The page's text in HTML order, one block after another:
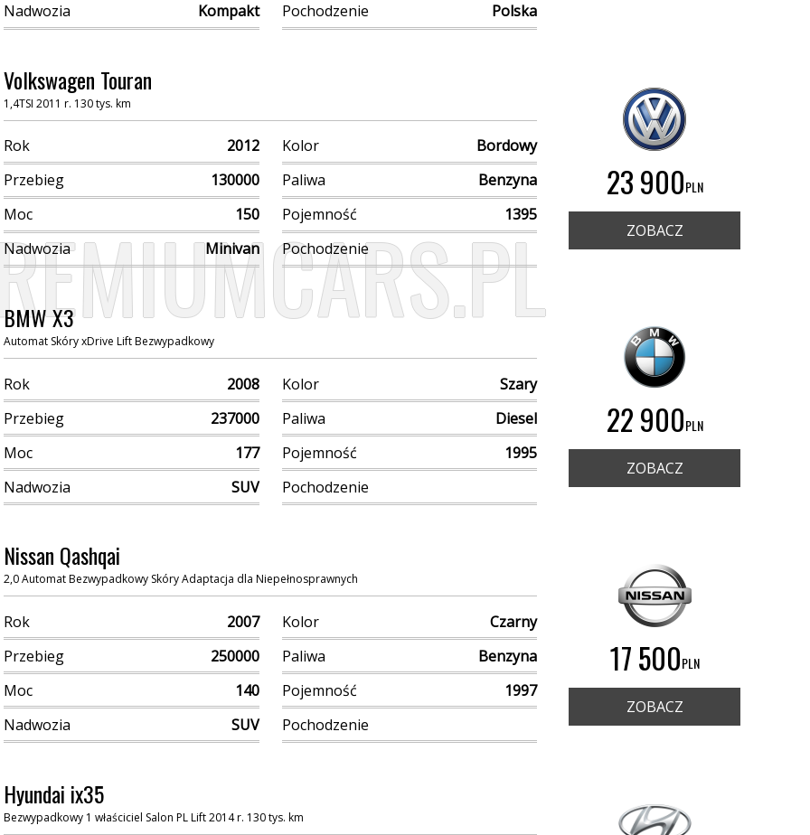
Nadwozia
Kompakt Pochodzenie Polska
Volkswagen Touran
1,4TSI 2011 r. 130 tys. km
Rok 2012 Kolor
Bordowy
Przebieg
130000 Paliwa
Benzyna
Moc
150 Pojemność
1395
Nadwozia
Minivan Pochodzenie
23 900PLN
ZOBACZ
BMW X3
Automat Skóry xDrive Lift Bezwypadkowy
Rok 2008 Kolor
Szary
Przebieg
237000 Paliwa
Diesel
Moc
177 Pojemność
1995
Nadwozia
SUV Pochodzenie
22 900PLN
ZOBACZ
Nissan Qashqai
2,0 Automat Bezwypadkowy Skóry Adaptacja dla Niepełnosprawnych
Rok 2007 Kolor
Czarny
Przebieg
250000 Paliwa
Benzyna
Moc
140 Pojemność
1997
Nadwozia
SUV Pochodzenie
17 500PLN
ZOBACZ
Hyundai ix35
Bezwypadkowy 1 właściciel Salon PL Lift 2014 r. 130 tys. km